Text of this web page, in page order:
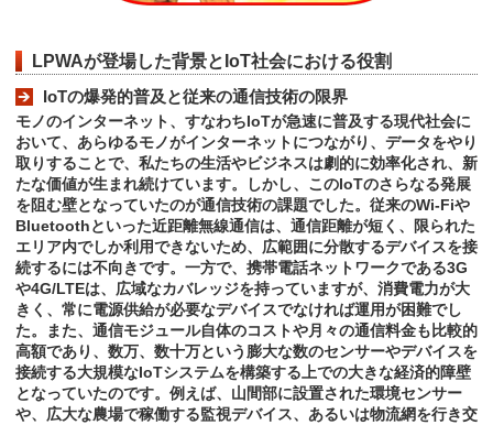
LPWAが登場した背景とIoT社会における役割
IoTの爆発的普及と従来の通信技術の限界
モノのインターネット、すなわちIoTが急速に普及する現代社会に
おいて、あらゆるモノがインターネットにつながり、データをやり
取りすることで、私たちの生活やビジネスは劇的に効率化され、新
たな価値が生まれ続けています。しかし、このIoTのさらなる発展
を阻む壁となっていたのが通信技術の課題でした。従来のWi-Fiや
Bluetoothといった近距離無線通信は、通信距離が短く、限られた
エリア内でしか利用できないため、広範囲に分散するデバイスを接
続するには不向きです。一方で、携帯電話ネットワークである3G
や4G/LTEは、広域なカバレッジを持っていますが、消費電力が大
きく、常に電源供給が必要なデバイスでなければ運用が困難でし
た。また、通信モジュール自体のコストや月々の通信料金も比較的
高額であり、数万、数十万という膨大な数のセンサーやデバイスを
接続する大規模なIoTシステムを構築する上での大きな経済的障壁
となっていたのです。例えば、山間部に設置された環境センサー
や、広大な農場で稼働する監視デバイス、あるいは物流網を行き交